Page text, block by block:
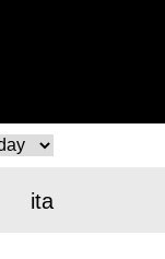
ita